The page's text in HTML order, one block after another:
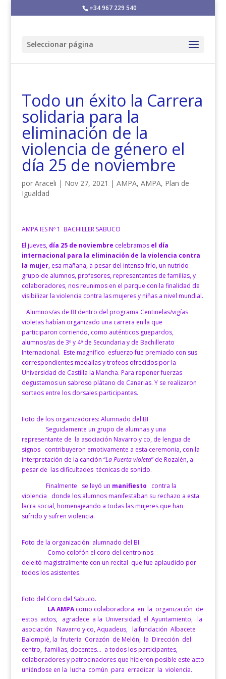
+34 967 229 540
Seleccionar página
Todo un éxito la Carrera
solidaria para la
eliminación de la
violencia de género el
día 25 de noviembre
por Araceli | Nov 27, 2021 | AMPA, AMPA, Plan de
Igualdad
AMPA IES Nº 1 BACHILLER SABUCO
El jueves, día 25 de noviembre celebramos el día
internacional para la eliminación de la violencia contra
la mujer, esa mañana, a pesar del intenso frío, un nutrido
grupo de alumnos, profesores, representantes de familias, y
colaboradores, nos reunimos en el parque con la finalidad de
visibilizar la violencia contra las mujeres y niñas a nivel mundial.
Alumnos/as de BI dentro del programa Centinelas/vigías
violetas habían organizado una carrera en la que
participaron corriendo, como auténticos guepardos,
alumnos/as de 3º y 4ª de Secundaria y de Bachillerato
Internacional. Este magnífico esfuerzo fue premiado con sus
correspondientes medallas y trofeos ofrecidos por la
Universidad de Castilla la Mancha. Para reponer fuerzas
degustamos un sabroso plátano de Canarias. Y se realizaron
sorteos entre los dorsales participantes.
Foto de los organizadores: Alumnado del BI
Seguidamente un grupo de alumnas y una
representante de la asociación Navarro y co, de lengua de
signos contribuyeron emotivamente a esta ceremonia, con la
interpretación de la canción “La Puerta violeta” de Rozalén, a
pesar de las dificultades técnicas de sonido.
Finalmente se leyó un manifiesto contra la
violencia donde los alumnos manifestaban su rechazo a esta
lacra social, homenajeando a todas las mujeres que han
sufrido y sufren violencia.
Foto de la organización: alumnado del BI
Como colofón el coro del centro nos
deleitó magistralmente con un recital que fue aplaudido por
todos los asistentes.
Foto del Coro del Sabuco.
LA AMPAcomo colaboradora en la organización de
estos actos, agradece a la Universidad, el Ayuntamiento, la
asociación Navarro y co, Aquadeus, la fundación Albacete
Balompié, la frutería Corazón de Melón, la Dirección del
centro, familias, docentes… a todos los participantes,
colaboradores y patrocinadores que hicieron posible este acto
uniéndose en la lucha común para erradicar la violencia.